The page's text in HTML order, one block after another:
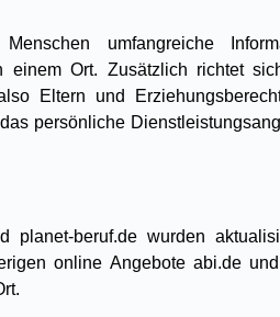
umfangreiche
einem Ort. Zusätzlich richtet
Eltern und
persönliche
planet-beruf.de wurden
online Angebote abi.de